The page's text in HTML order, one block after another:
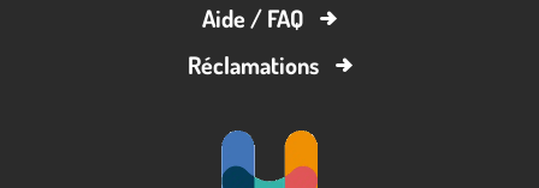
Aide / FAQ
Réclamations